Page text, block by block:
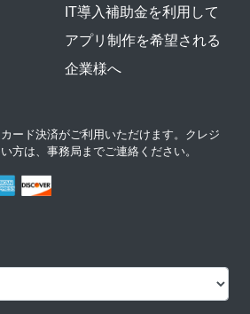
IT導入補助金を利用して
アプリ制作を希望される
企業様へ
ード決済がご利用いただけます。クレジ
方は、事務局までご連絡ください。